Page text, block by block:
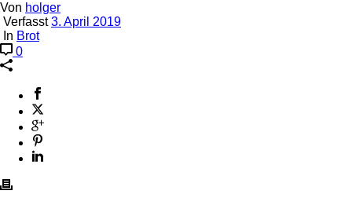
Von holger
Verfasst3. April 2019
In Brot
0